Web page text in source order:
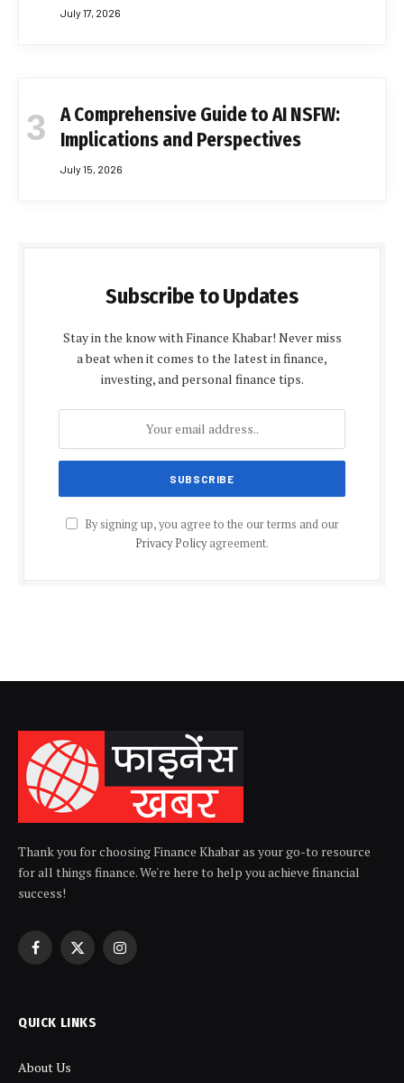
July 17, 2026
A Comprehensive Guide to AI NSFW:
Implications and Perspectives
July 15, 2026
Subscribe to Updates
Stay in the know with Finance Khabar! Never miss
a beat when it comes to the latest in finance,
investing, and personal finance tips.
By signing up, you agree to the our terms and our
Privacy Policyagreement.
Thank you for choosing Finance Khabar as your go-to resource
for all things finance. We're here to help you achieve financial
success!
Facebook
X
Instagram
QUICK LINKS
About Us